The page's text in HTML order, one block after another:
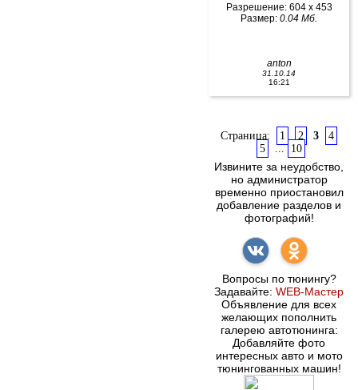
Разрешение: 604 x 453
Размер: 0.04 Мб.
anton
31.10.14
16:21
Страница: 1 2 3
4
5
... 10
Извините за неудобство,
но администратор
временно приостановил
добавление разделов и
фотографий!
Вопросы по тюнингу?
Задавайте: WEB-Мастер
Объявление для всех
желающих пополнить
галерею автотюнинга:
Добавляйте фото
интересных авто и мото
тюнингованных машин!